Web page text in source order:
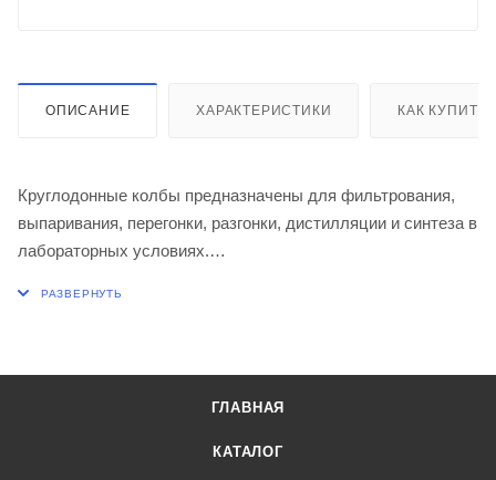
ОПИСАНИЕ ХАРАКТЕРИСТИКИ КАК КУПИТЬ
Круглодонные колбы предназначены для фильтрования,
выпаривания, перегонки, разгонки, дистилляции и синтеза в
лабораторных условиях.
ГЛАВНАЯ
КАТАЛОГ